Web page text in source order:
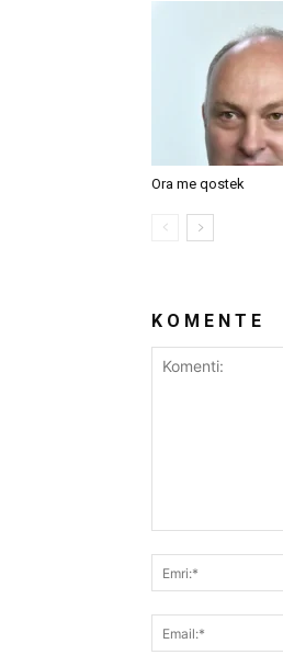
Ora me qostek
K O M E N T E